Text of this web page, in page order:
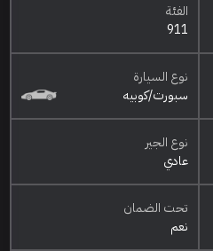
الفئة
911
نوع السيارة
سبورت/كوبيه
نوع الجير
عادي
تحت الضمان
نعم